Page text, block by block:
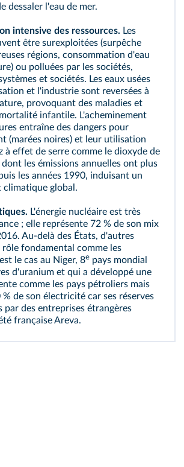
dessaler l'eau de mer.
intensive des ressources. Les
être surexploitées (surpêche
régions, consommation d'eau
ou polluées par les sociétés,
et sociétés. Les eaux usées
et l'industrie sont reversées à
provoquant des maladies et
infantile. L'acheminement
entraîne des dangers pour
(marées noires) et leur utilisation
à effet de serre comme le dioxyde de
dont les émissions annuelles ont plus
les années 1990, induisant un
climatique global.
L'énergie nucléaire est très
; elle représente 72 % de son mix
Au-delà des États, d'autres
fondamental comme les
le cas au Niger, 8e pays mondial
d'uranium et qui a développé une
comme les pays pétroliers mais
de son électricité car ses réserves
par des entreprises étrangères
française Areva.